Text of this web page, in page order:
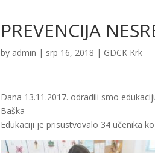
PREVENCIJA
by admin | srp 16, 2018 | GDCK Krk
Dana 13.11.2017. odradili smo
Baška
Edukaciji je prisustvovalo 34 učenika